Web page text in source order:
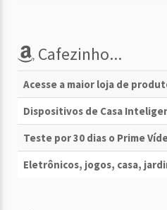
Cafezinho...
Acesse a maior loja de
Dispositivos de Casa
Teste por 30 dias o Prime
Eletrônicos, jogos, casa,